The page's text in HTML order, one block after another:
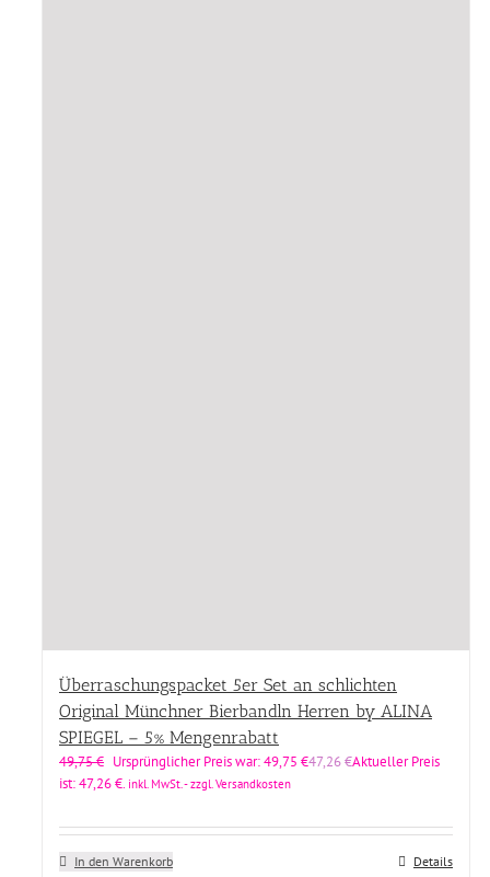
Überraschungspacket 5er Set an schlichten
Original Münchner Bierbandln Herren by ALINA
SPIEGEL – 5% Mengenrabatt
49,75€ Ursprünglicher Preis war: 49,75 €47,26€Aktueller Preis
ist: 47,26 €. inkl. MwSt. - zzgl. Versandkosten
In den Warenkorb Details